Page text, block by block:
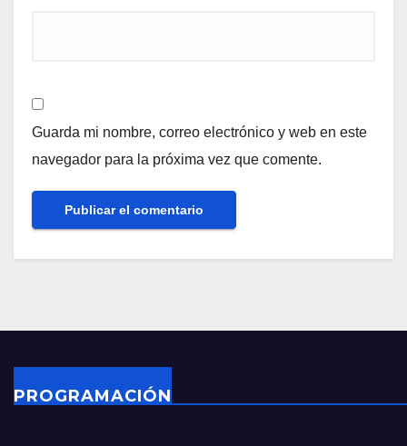
Guarda mi nombre, correo electrónico y web en este
navegador para la próxima vez que comente.
PROGRAMACIÓN